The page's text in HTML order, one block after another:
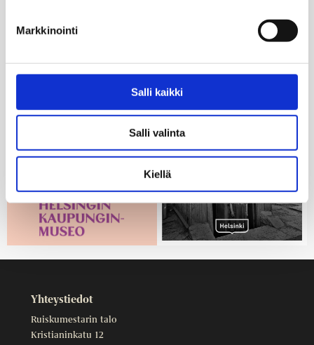
Markkinointi
Salli kaikki
Salli valinta
Kiellä
Yhteystiedot
Ruiskumestarin talo
Kristianinkatu 12